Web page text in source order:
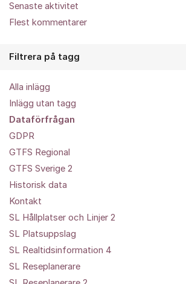
Senaste aktivitet
Flest kommentarer
Filtrera på tagg
Alla inlägg
Inlägg utan tagg
Dataförfrågan
GDPR
GTFS Regional
GTFS Sverige 2
Historisk data
Kontakt
SL Hållplatser och Linjer 2
SL Platsuppslag
SL Realtidsinformation 4
SL Reseplanerare